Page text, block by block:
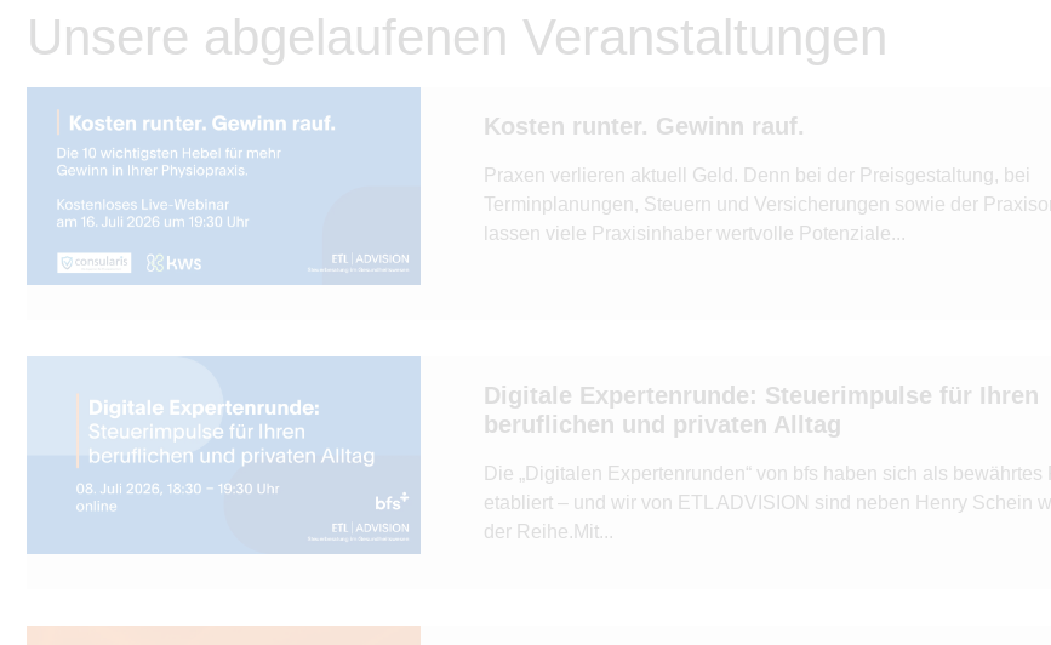
Unsere abgelaufenen Veranstaltungen
Kosten runter. Gewinn rauf.
Praxen verlieren aktuell Geld. Denn bei der Preisgestaltung, bei
Terminplanungen, Steuern und Versicherungen sowie der
lassen viele Praxisinhaber wertvolle Potenziale...
Digitale Expertenrunde: Steuerimpulse für Ihren
beruflichen und privaten Alltag
Die „Digitalen Expertenrunden“ von bfs haben sich als bewährtes
etabliert – und wir von ETL ADVISION sind neben Henry Schein
der Reihe.Mit...